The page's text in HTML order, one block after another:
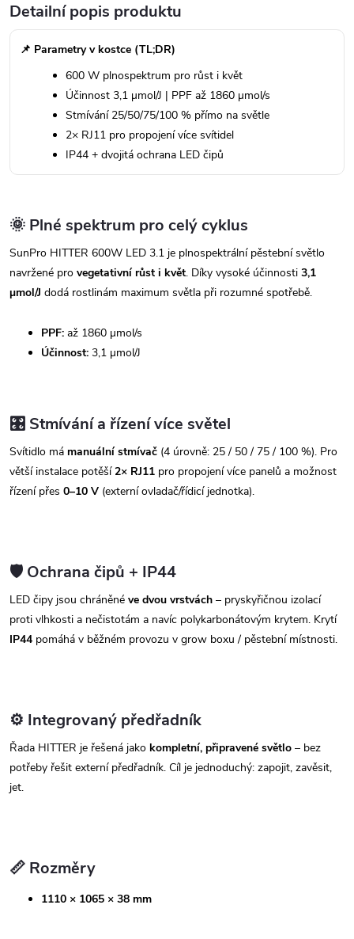
Detailní popis produktu
📌 Parametry v kostce (TL;DR)
600 W plnospektrum pro růst i květ
Účinnost 3,1 µmol/J | PPF až 1860 µmol/s
Stmívání 25/50/75/100 % přímo na světle
2× RJ11 pro propojení více svítidel
IP44 + dvojitá ochrana LED čipů
🌞 Plné spektrum pro celý cyklus
SunPro HITTER 600W LED 3.1 je plnospektrální pěstební světlo
navržené pro vegetativní růst i květ. Díky vysoké účinnosti 3,1
µmol/J dodá rostlinám maximum světla při rozumné spotřebě.
PPF: až 1860 µmol/s
Účinnost: 3,1 µmol/J
🎛️ Stmívání a řízení více světel
Svítidlo má manuální stmívač (4 úrovně: 25 / 50 / 75 / 100 %). Pro
větší instalace potěší 2× RJ11 pro propojení více panelů a možnost
řízení přes 0–10 V (externí ovladač/řídicí jednotka).
🛡️ Ochrana čipů + IP44
LED čipy jsou chráněné ve dvou vrstvách – pryskyřičnou izolací
proti vlhkosti a nečistotám a navíc polykarbonátovým krytem. Krytí
IP44 pomáhá v běžném provozu v grow boxu / pěstební místnosti.
⚙️ Integrovaný předřadník
Řada HITTER je řešená jako kompletní, připravené světlo – bez
potřeby řešit externí předřadník. Cíl je jednoduchý: zapojit, zavěsit,
jet.
📏 Rozměry
1110 × 1065 × 38 mm